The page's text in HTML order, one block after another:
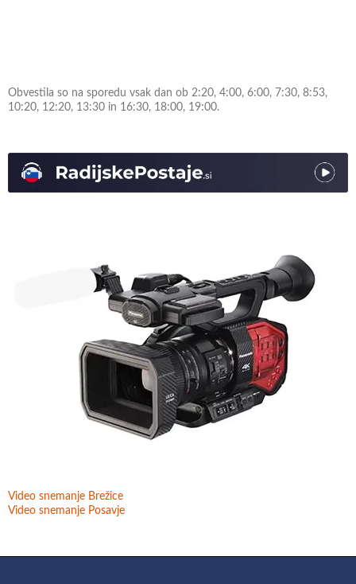
Obvestila so na sporedu vsak dan ob 2:20, 4:00, 6:00, 7:30, 8:53,
10:20, 12:20, 13:30 in 16:30, 18:00, 19:00.
Video snemanje Brežice
Video snemanje Posavje